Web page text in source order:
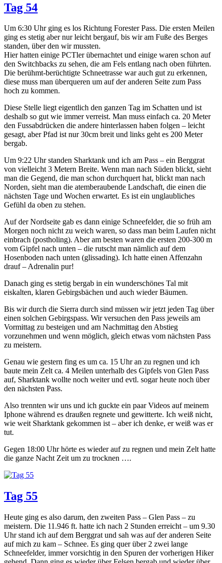
Tag 54
Um 6:30 Uhr ging es los Richtung Forester Pass. Die ersten Meilen
ging es stetig aber nur leicht bergauf, bis wir am Fuße des Berges
standen, über den wir mussten.
Hier hatten einige PCTler übernachtet und einige waren schon auf
den Switchbacks zu sehen, die am Fels entlang nach oben führten.
Die berühmt-berüchtigte Schneetrasse war auch gut zu erkennen,
diese muss man überqueren um auf der anderen Seite zum Pass
hoch zu kommen.
Diese Stelle liegt eigentlich den ganzen Tag im Schatten und ist
deshalb so gut wie immer verreist. Man muss einfach ca. 20 Meter
den Fussabdrücken die andere hinterlassen haben folgen – leicht
gesagt, aber Pfad ist nur 30cm breit und links geht es 200 Meter
bergab.
Um 9:22 Uhr standen Sharktank und ich am Pass – ein Berggrat
von vielleicht 3 Metern Breite. Wenn man nach Süden blickt, sieht
man die Gegend, die man schon durchquert hat, blickt man nach
Norden, sieht man die atemberaubende Landschaft, die einen die
nächsten Tage und Wochen erwartet. Es ist ein unglaubliches
Gefühl da oben zu stehen.
Auf der Nordseite gab es dann einige Schneefelder, die so früh am
Morgen noch nicht zu weich waren, so dass man beim Laufen nicht
einbrach (postholing). Aber am besten waren die ersten 200-300 m
vom Gipfel nach unten – die rutscht man nämlich auf dem
Hosenboden nach unten (glissading). Ich hatte einen Affenzahn
drauf – Adrenalin pur!
Danach ging es stetig bergab in ein wunderschönes Tal mit
eiskalten, klaren Gebirgsbächen und auch wieder Bäumen.
Bis wir durch die Sierra durch sind müssen wir jetzt jeden Tag über
einen solchen Gebirgspass. Wir versuchen den Pass jeweils am
Vormittag zu besteigen und am Nachmittag den Abstieg
vorzunehmen und wenn möglich, gleich etwas vom nächsten Pass
zu meistern.
Genau wie gestern fing es um ca. 15 Uhr an zu regnen und ich
baute mein Zelt ca. 4 Meilen unterhalb des Gipfels von Glen Pass
auf, Sharktank wollte noch weiter und evtl. sogar heute noch über
den nächsten Pass.
Also trennten wir uns und ich guckte ein paar Videos auf meinem
Iphone während es draußen regnete und gewitterte. Ich weiß nicht,
wie weit Sharktank gekommen ist – aber ich denke, er weiß was er
tut.
Gegen 18:00 Uhr hörte es wieder auf zu regnen und mein Zelt hatte
die ganze Nacht Zeit um zu trocknen ….
Tag 55
Heute ging es also darum, den zweiten Pass – Glen Pass – zu
meistern. Die 11.946 ft. hatte ich nach 2 Stunden erreicht – um 9.30
Uhr stand ich auf dem Berggrat und sah was auf der anderen Seite
auf mich zu kam – Schnee. Es ging quer über 2 zwei lange
Schneefelder, immer vorsichtig in den Spuren der vorherigen Hiker